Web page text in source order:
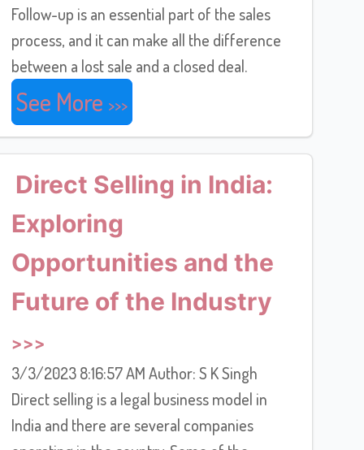
Follow-up is an essential part of the sales
process, and it can make all the difference
between a lost sale and a closed deal.
See More
Direct Selling in India:
Exploring
Opportunities and the
Future of the Industry
3/3/2023 8:16:57 AM Author: S K Singh
Direct selling is a legal business model in
India and there are several companies